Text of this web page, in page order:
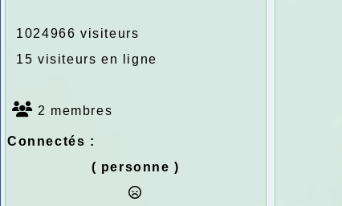
1024966 visiteurs
15 visiteurs en ligne
2 membres
Connectés :
( personne )